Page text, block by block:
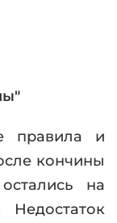
правила и
кончины
на
Недостаток